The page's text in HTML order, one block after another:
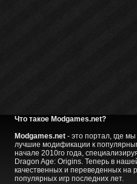
Что такое Modgames.net?
Modgames.net- это портал, где
лучшие модификации к
начале 2010го года,
Dragon Age: Origins. Теперь в
качественных и переведенных на
популярных игр последних лет.